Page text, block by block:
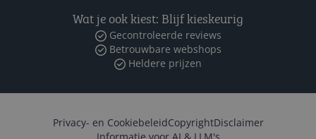
Wat je ook kiest: Blijf kieskeurig
Gecontroleerde reviews
Betrouwbare webshops
Heldere prijzen
Privacy- en CookiebeleidCopyrightDisclaimer